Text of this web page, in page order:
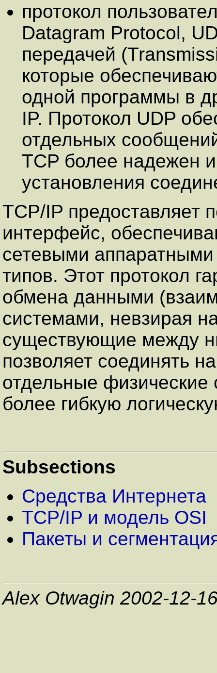
протокол
Datagram Protocol,
передачей
которые
одной программы в
IP. Протокол UDP
отдельных
TCP более надежен
установления
TCP/IP предоставляет
интерфейс,
сетевыми
типов. Этот протокол
обмена данными
системами, невзирая
существующие между
позволяет соединять
отдельные физические
более гибкую
Subsections
Средства Интернета
TCP/IP и модель OSI
Пакеты и
Alex Otwagin 2002-12-